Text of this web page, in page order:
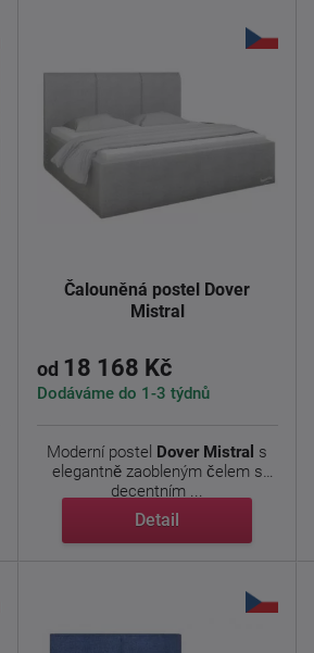
Čalouněná postel Dover
Mistral
od 18 168 Kč
Dodáváme do 1-3 týdnů
Moderní postel Dover Mistral s
elegantně zaobleným čelem s
decentním ...
Detail